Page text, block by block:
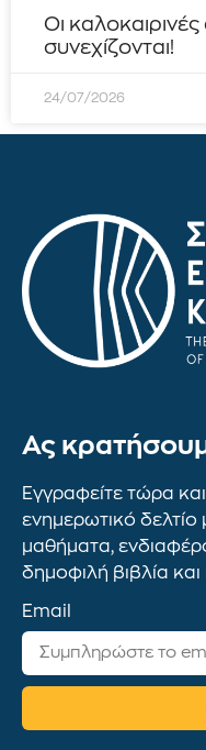
Οι
συνεχίζονται!
24/07/2026
Ας
Εγγραφείτε τώρα
ενημερωτικό δελτίο
μαθήματα,
δημοφιλή βιβλία
Email